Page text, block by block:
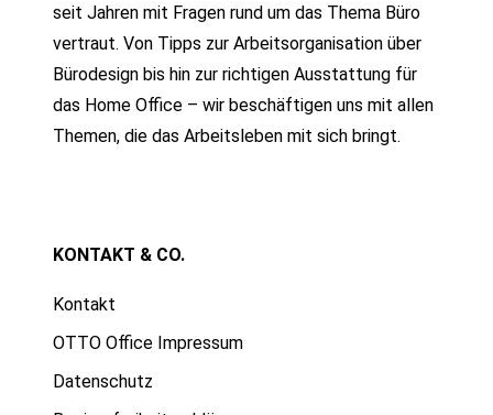
seit Jahren mit Fragen rund um das Thema Büro
vertraut. Von Tipps zur Arbeitsorganisation über
Bürodesign bis hin zur richtigen Ausstattung für
das Home Office – wir beschäftigen uns mit allen
Themen, die das Arbeitsleben mit sich bringt.
KONTAKT & CO.
Kontakt
OTTO Office Impressum
Datenschutz